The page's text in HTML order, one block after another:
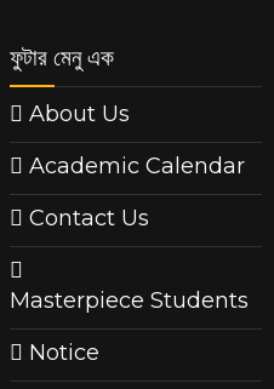
ফুটার মেনু এক
About Us
Academic Calendar
Contact Us
Masterpiece Students
Notice